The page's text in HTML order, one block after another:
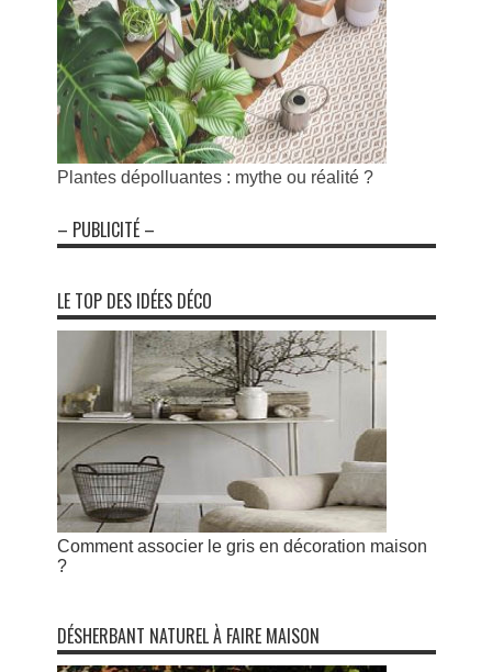
Plantes dépolluantes : mythe ou réalité ?
– PUBLICITÉ –
LE TOP DES IDÉES DÉCO
Comment associer le gris en décoration maison
?
DÉSHERBANT NATUREL À FAIRE MAISON